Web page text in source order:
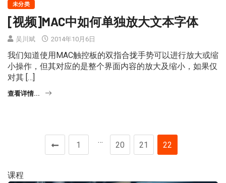
未分类
[视频]MAC中如何单独放大文本字体
吴川斌 2014年10月6日
我们知道使用MAC触控板的双指合拢手势可以进行放大或缩
小操作，但其对应的是整个界面内容的放大及缩小，如果仅
对其 […]
查看详情...
1
…
20 21 22
课程